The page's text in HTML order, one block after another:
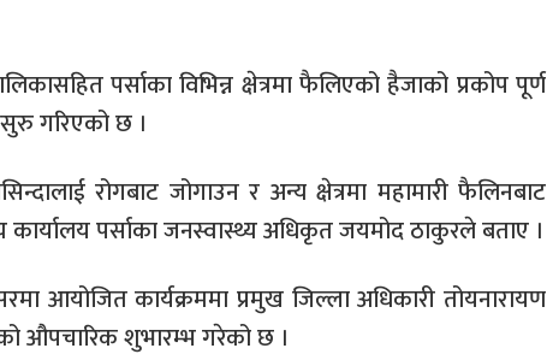
पर्साका विभिन्न क्षेत्रमा फैलिएको हैजाको प्रकोप पूर्ण
गरिएको छ ।
रोगबाट जोगाउन र अन्य क्षेत्रमा महामारी फैलिनबाट
कार्यालय पर्साका जनस्वास्थ्य अधिकृत जयमोद ठाकुरले बताए ।
आयोजित कार्यक्रममा प्रमुख जिल्ला अधिकारी तोयनारायण
औपचारिक शुभारम्भ गरेको छ ।